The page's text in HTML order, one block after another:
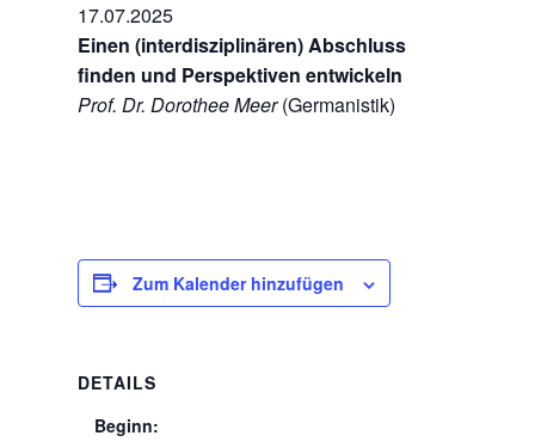
17.07.2025
Einen (interdisziplinären) Abschluss
finden und Perspektiven entwickeln
Prof. Dr. Dorothee Meer(Germanistik)
Zum Kalender hinzufügen
DETAILS
Beginn: